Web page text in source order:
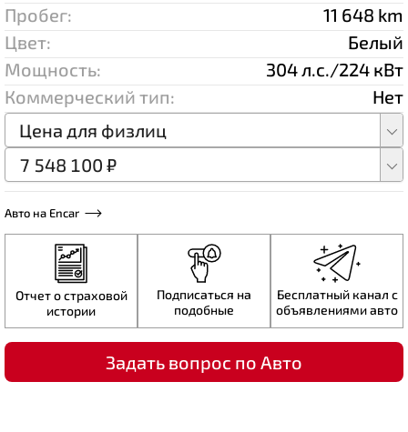
Пробег:
11 648 km
Цвет:
Белый
Мощность:
304 л.с./224 кВт
Коммерческий тип:
Нет
Цена для физлиц
7 548 100 ₽
Авто на Encar
Отчет о страховой
истории
Подписаться на
подобные
Бесплатный канал с
объявлениями авто
Задать вопрос по Авто